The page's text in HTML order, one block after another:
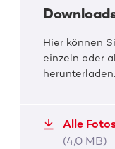
DKMS Pressefoto
Hier können
einzeln oder
herunterladen.
Alle
(4,0 MB)